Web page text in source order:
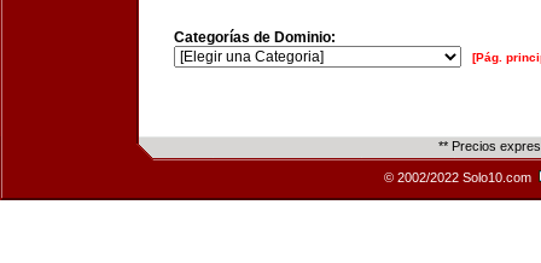
Categorías de Dominio:
[Pág.
** Precios
© 2002/2022 Solo10.com